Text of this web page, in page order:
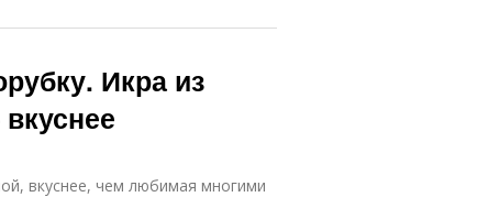
Икра из
вкуснее, чем любимая многими